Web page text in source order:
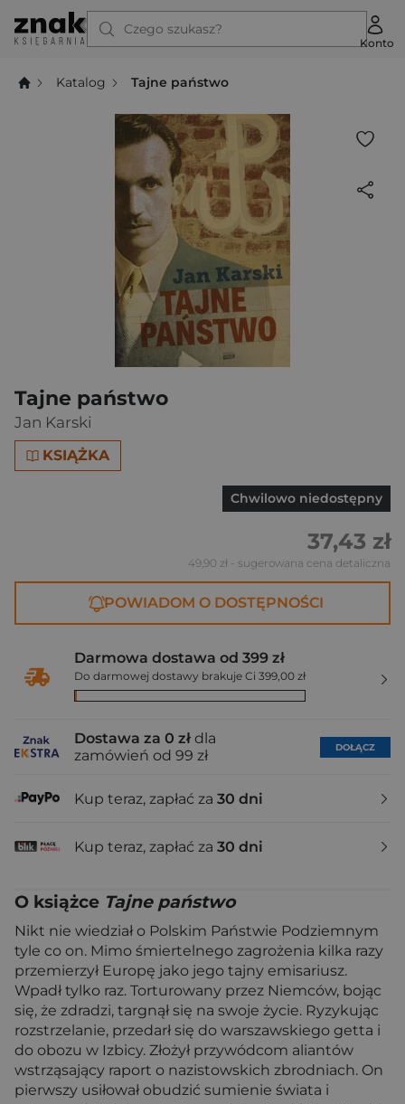
Czego szukasz?
Konto
Katalog Tajne państwo
Tajne państwo
Jan Karski
KSIĄŻKA
Chwilowo niedostępny
37,43 zł
49,90 zł - sugerowana cena detaliczna
POWIADOM O DOSTĘPNOŚCI
Darmowa dostawa od 399 zł
Do darmowej dostawy brakuje Ci 399,00 zł
Dostawa za 0 zł dla
zamówień od 99 zł
DOŁĄCZ
Kup teraz, zapłać za 30 dni
Kup teraz, zapłać za 30 dni
O książce Tajne państwo
Nikt nie wiedział o Polskim Państwie Podziemnym
tyle co on. Mimo śmiertelnego zagrożenia kilka razy
przemierzył Europę jako jego tajny emisariusz.
Wpadł tylko raz. Torturowany przez Niemców, bojąc
się, że zdradzi, targnął się na swoje życie. Ryzykując
rozstrzelanie, przedarł się do warszawskiego getta i
do obozu w Izbicy. Złożył przywódcom aliantów
wstrząsający raport o nazistowskich zbrodniach. On
pierwszy usiłował obudzić sumienie świata i